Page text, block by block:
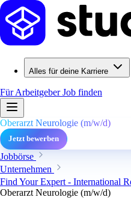
Alles für deine Karriere
Für ArbeitgeberJob finden
Oberarzt Neurologie (m/w/d)
Jetzt bewerben
Jobbörse
Unternehmen
Find Your Expert - International
Oberarzt Neurologie (m/w/d)